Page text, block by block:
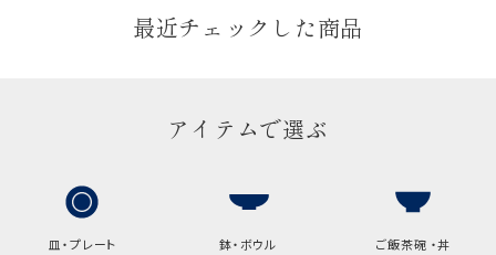
最近チェックした商品
アイテムで選ぶ
皿・プレート 鉢・ボウル ご飯茶碗 ・丼